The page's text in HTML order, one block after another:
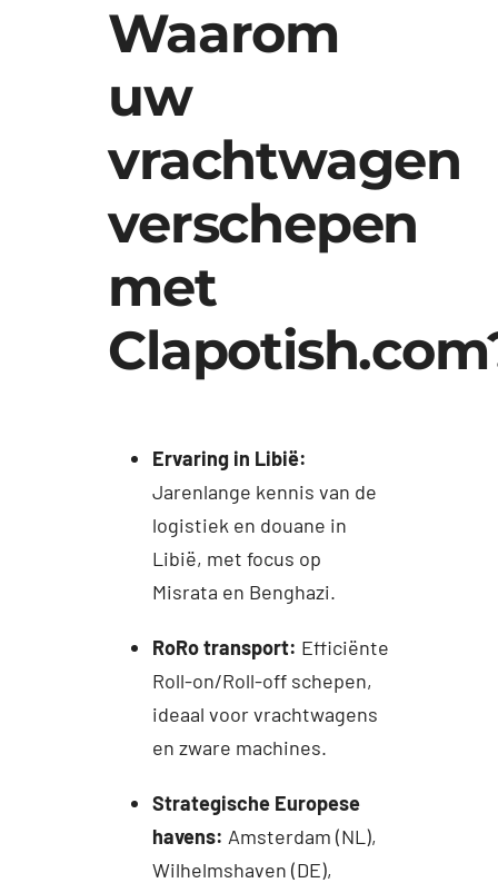
Waarom
uw
vrachtwagen
verschepen
met
Ervaring in Libië:
Jarenlange kennis van de
logistiek en douane in
Libië, met focus op
Misrata en Benghazi.
RoRo transport: Efficiënte
Roll-on/Roll-off schepen,
ideaal voor vrachtwagens
en zware machines.
Strategische Europese
havens: Amsterdam (NL),
Wilhelmshaven (DE),